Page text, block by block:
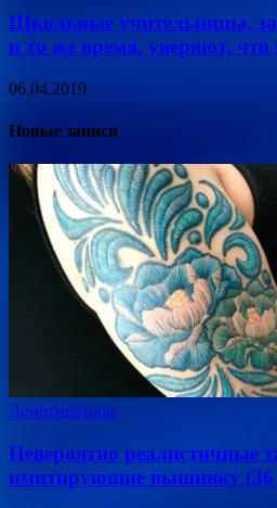
Школьные учительницы,
и то же время, уверяют, что
06.04.2019
Новые записи
Демотиваторы
Невероятно реалистичные
имитирующие вышивку (36